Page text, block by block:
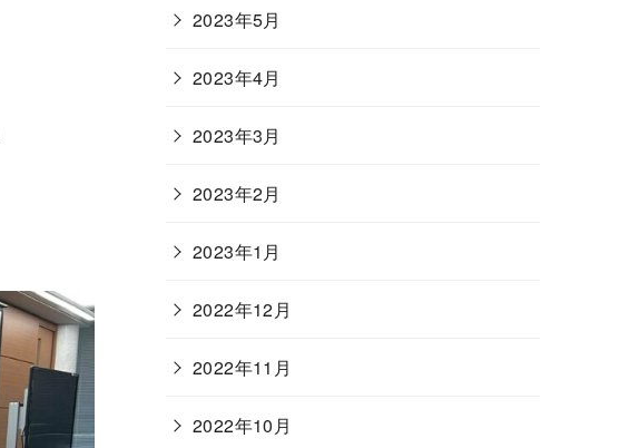
2023年5月
2023年4月
2023年3月
2023年2月
2023年1月
2022年12月
2022年11月
2022年10月